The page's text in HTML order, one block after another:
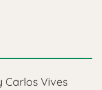
Carlos Vives